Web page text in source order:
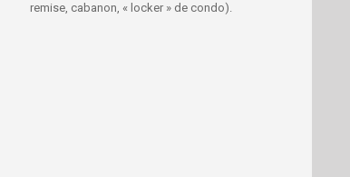
remise, cabanon, « locker » de condo).